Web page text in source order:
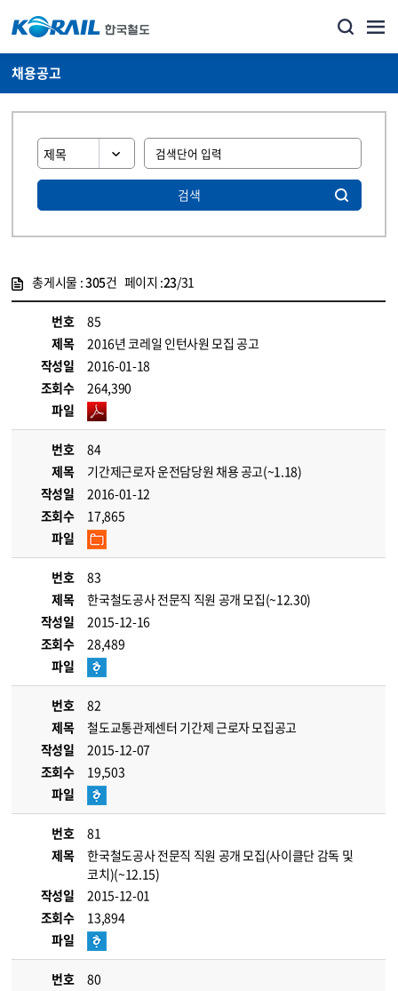
채용공고
검색
총게시물 :305건 페이지 :23/31
번호
85
제목
2016년 코레일 인턴사원 모집 공고
작성일
2016-01-18
조회수
264,390
파일
번호
84
제목
기간제근로자 운전담당원 채용 공고(~1.18)
작성일
2016-01-12
조회수
17,865
파일
번호
83
제목
한국철도공사 전문직 직원 공개 모집(~12.30)
작성일
2015-12-16
조회수
28,489
파일
번호
82
제목
철도교통관제센터 기간제 근로자 모집공고
작성일
2015-12-07
조회수
19,503
파일
번호
81
제목
한국철도공사 전문직 직원 공개 모집(사이클단 감독 및
코치)(~12.15)
작성일
2015-12-01
조회수
13,894
파일
번호
80